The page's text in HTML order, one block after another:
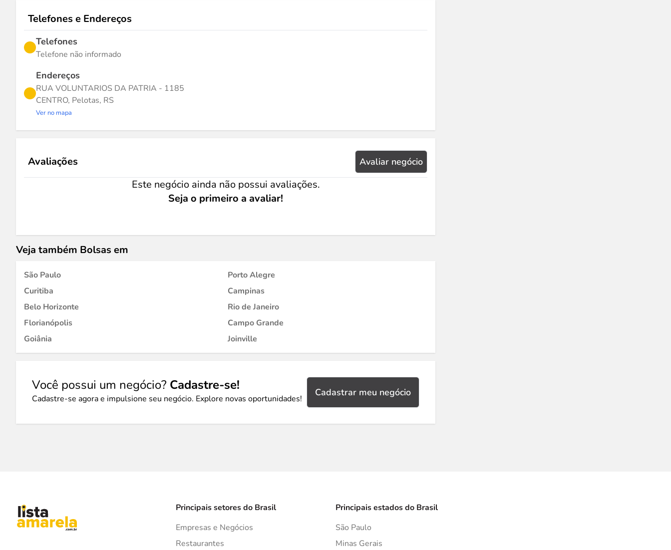
Telefones e Endereços
Telefones
Telefone não informado
Endereços
RUA VOLUNTARIOS DA PATRIA - 1185
CENTRO, Pelotas, RS
Ver no mapa
Avaliações Avaliar negócio
Este negócio ainda não possui avaliações.
Seja o primeiro a avaliar!
Veja também Bolsas em
São Paulo
Porto Alegre
Curitiba
Campinas
Belo Horizonte
Rio de Janeiro
Florianópolis
Campo Grande
Goiânia
Joinville
Você possui um negócio? Cadastre-se!
Cadastre-se agora e impulsione seu negócio. Explore novas oportunidades!
Cadastrar meu negócio
Principais setores do Brasil
Empresas e Negócios
Restaurantes
Principais estados do Brasil
São Paulo
Minas Gerais